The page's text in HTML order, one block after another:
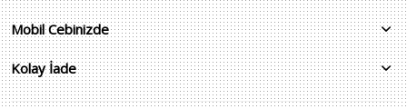
Mobil Cebinizde
Kolay İade